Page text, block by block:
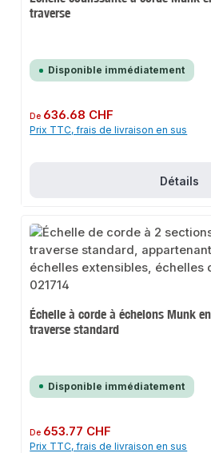
traverse
Disponible immédiatement
Prix régulier :
De 636.68 CHF
Prix TTC, frais de livraison en sus
Détails
Échelle à corde à échelons Munk
traverse standard
Disponible immédiatement
Prix régulier :
De 653.77 CHF
Prix TTC, frais de livraison en sus